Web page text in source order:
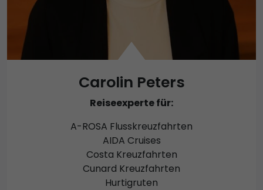
Carolin Peters
Reiseexperte für:
A-ROSA Flusskreuzfahrten
AIDA Cruises
Costa Kreuzfahrten
Cunard Kreuzfahrten
Hurtigruten